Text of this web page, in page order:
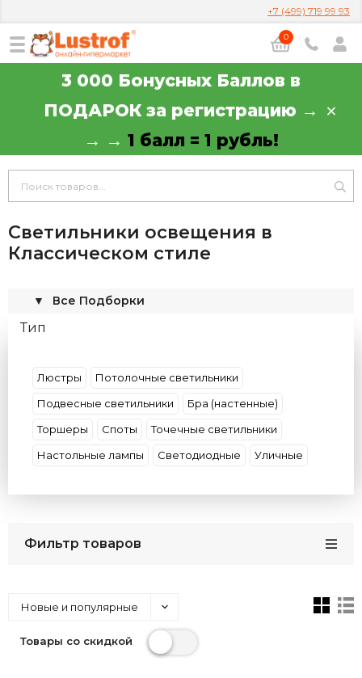
+7 (499) 719 99 93
0
3 000 Бонусных Баллов в
ПОДАРОК за регистрацию →
→ → 1 балл = 1 рубль!
Светильники освещения в
Классическом стиле
Все Подборки
▼
Тип
Люстры
Потолочные светильники
Подвесные светильники
Бра (настенные)
Торшеры
Споты
Точечные светильники
Настольные лампы
Светодиодные Уличные
Фильтр товаров
Новые и популярные
Товары со скидкой